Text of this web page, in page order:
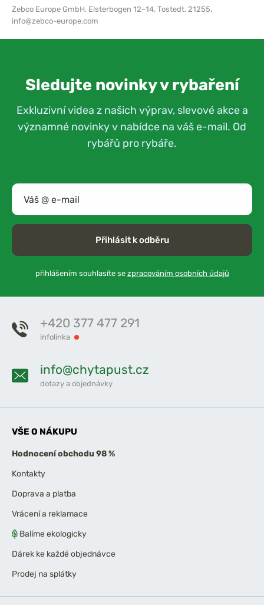
Zebco Europe GmbH, Elsterbogen 12–14, Tostedt, 21255,
info@zebco-europe.com
Sledujte novinky v rybaření
Exkluzivní videa z našich výprav, slevové akce a
významné novinky v nabídce na váš e-mail. Od
rybářů pro rybáře.
Přihlásit k odběru
přihlášením souhlasíte se zpracováním osobních údajů
+420 377 477 291
infolinka
info@chytapust.cz
dotazy a objednávky
VŠE O NÁKUPU
Hodnocení obchodu 98 %
Kontakty
Doprava a platba
Vrácení a reklamace
Balíme ekologicky
Dárek ke každé objednávce
Prodej na splátky